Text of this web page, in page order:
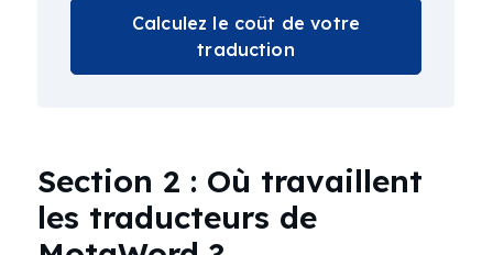
Calculez le coût de votre
traduction
Section 2 : Où travaillent
les traducteurs de